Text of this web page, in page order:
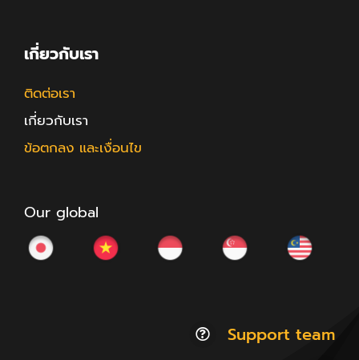
เกี่ยวกับเรา
ติดต่อเรา
เกี่ยวกับเรา
ข้อตกลง และเงื่อนไข
Our global
Support team